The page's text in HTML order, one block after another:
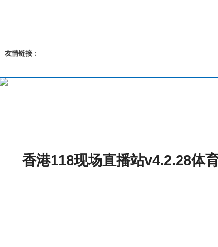
友情链接：
香港118现场直播站v4.2.28体